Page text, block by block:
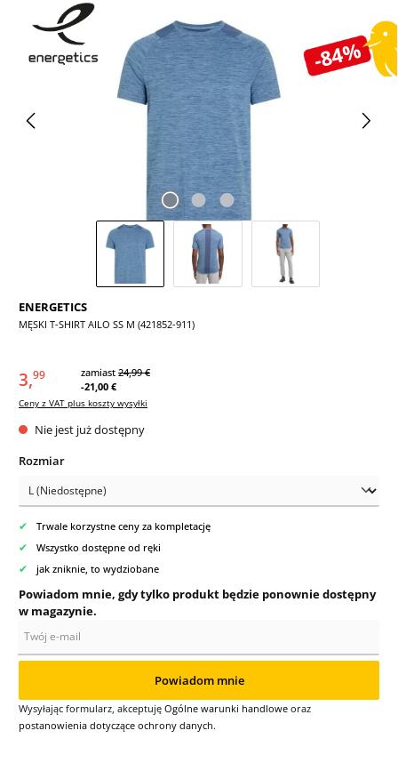
-84%
Pomiń galerię zdjęć
ENERGETICS
MĘSKI T-SHIRT AILO SS M (421852-911)
3,99 zamiast 24,99 €
-21,00 €
Ceny z VAT plus koszty wysyłki
Nie jest już dostępny
Wybierz
Rozmiar
✔ Trwale korzystne ceny za kompletację
✔ Wszystko dostępne od ręki
✔ jak zniknie, to wydziobane
Powiadom mnie, gdy tylko produkt będzie ponownie dostępny
w magazynie.
Powiadom mnie
Wysyłając formularz, akceptuję Ogólne warunki handlowe oraz
postanowienia dotyczące ochrony danych.